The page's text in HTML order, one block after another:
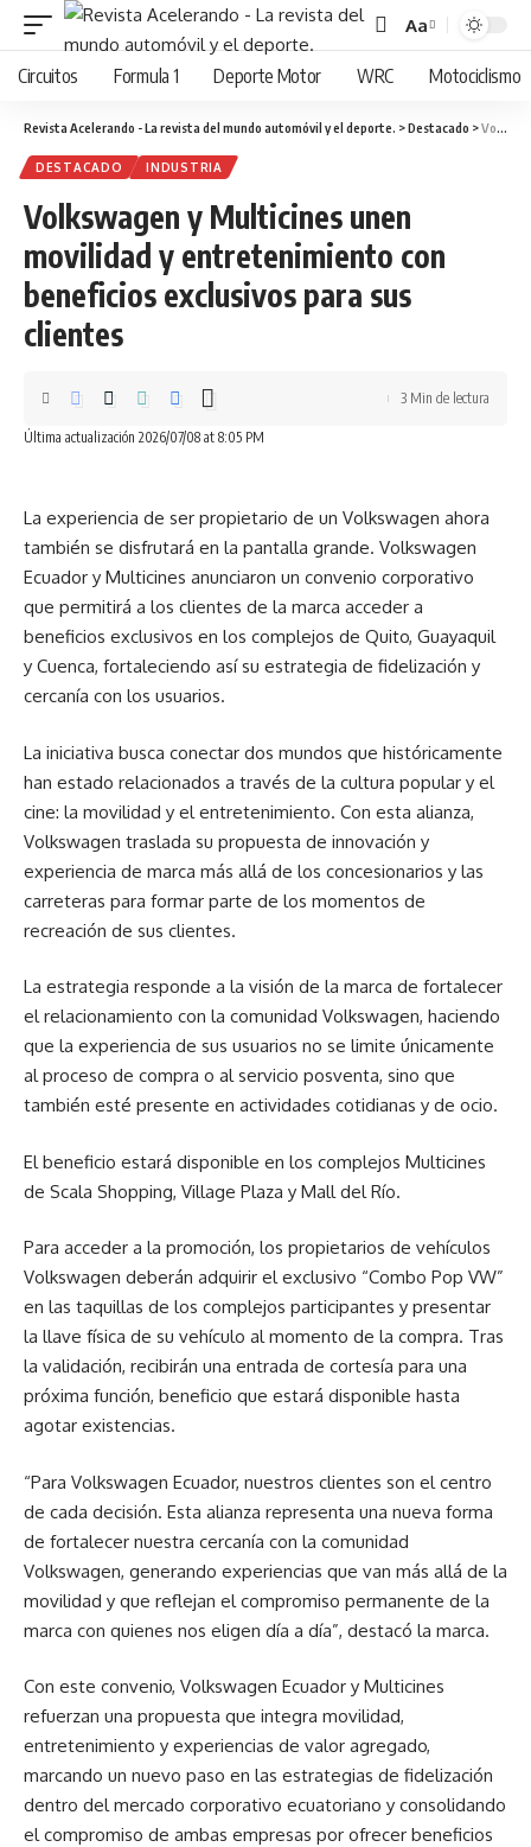
Cambiar
tamaño
fuente
Aa
Circuitos Formula 1 Deporte Motor WRC Motociclismo
Revista Acelerando - La revista del mundo automóvil y el deporte. >Destacado >Volkswagen y Multicines unen movilidad y entretenimiento con beneficios exclusivos para sus clientes
DESTACADO INDUSTRIA
Volkswagen y Multicines unen
movilidad y entretenimiento con
beneficios exclusivos para sus
clientes
Última actualización 2026/07/08 at 8:05 PM
3 Min de lectura
La experiencia de ser propietario de un Volkswagen ahora
también se disfrutará en la pantalla grande. Volkswagen
Ecuador y Multicines anunciaron un convenio corporativo
que permitirá a los clientes de la marca acceder a
beneficios exclusivos en los complejos de Quito, Guayaquil
y Cuenca, fortaleciendo así su estrategia de fidelización y
cercanía con los usuarios.
La iniciativa busca conectar dos mundos que históricamente
han estado relacionados a través de la cultura popular y el
cine: la movilidad y el entretenimiento. Con esta alianza,
Volkswagen traslada su propuesta de innovación y
experiencia de marca más allá de los concesionarios y las
carreteras para formar parte de los momentos de
recreación de sus clientes.
La estrategia responde a la visión de la marca de fortalecer
el relacionamiento con la comunidad Volkswagen, haciendo
que la experiencia de sus usuarios no se limite únicamente
al proceso de compra o al servicio posventa, sino que
también esté presente en actividades cotidianas y de ocio.
El beneficio estará disponible en los complejos Multicines
de Scala Shopping, Village Plaza y Mall del Río.
Para acceder a la promoción, los propietarios de vehículos
Volkswagen deberán adquirir el exclusivo “Combo Pop VW”
en las taquillas de los complejos participantes y presentar
la llave física de su vehículo al momento de la compra. Tras
la validación, recibirán una entrada de cortesía para una
próxima función, beneficio que estará disponible hasta
agotar existencias.
“Para Volkswagen Ecuador, nuestros clientes son el centro
de cada decisión. Esta alianza representa una nueva forma
de fortalecer nuestra cercanía con la comunidad
Volkswagen, generando experiencias que van más allá de la
movilidad y que reflejan el compromiso permanente de la
marca con quienes nos eligen día a día”, destacó la marca.
Con este convenio, Volkswagen Ecuador y Multicines
refuerzan una propuesta que integra movilidad,
entretenimiento y experiencias de valor agregado,
marcando un nuevo paso en las estrategias de fidelización
dentro del mercado corporativo ecuatoriano y consolidando
el compromiso de ambas empresas por ofrecer beneficios